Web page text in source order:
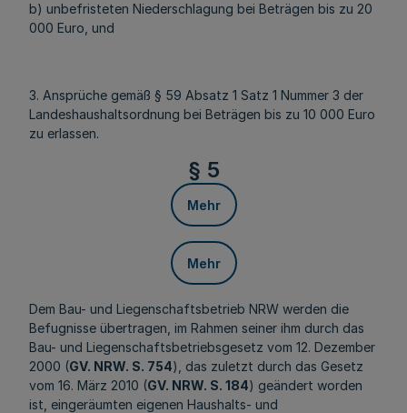
b) unbefristeten Niederschlagung bei Beträgen bis zu 20
000 Euro, und
3. Ansprüche gemäß § 59 Absatz 1 Satz 1 Nummer 3 der
Landeshaushaltsordnung bei Beträgen bis zu 10 000 Euro
zu erlassen.
§ 5
Mehr
Mehr
Dem Bau- und Liegenschaftsbetrieb NRW werden die
Befugnisse übertragen, im Rahmen seiner ihm durch das
Bau- und Liegenschaftsbetriebsgesetz vom 12. Dezember
2000 (GV. NRW. S. 754), das zuletzt durch das Gesetz
vom 16. März 2010 (GV. NRW. S. 184) geändert worden
ist, eingeräumten eigenen Haushalts- und